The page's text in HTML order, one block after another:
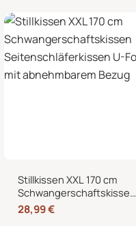
Stillkissen XXL 170 cm
Schwangerschaftskissen
Seitenschläferkissen U-
Form mit abnehmbarem
28,99€